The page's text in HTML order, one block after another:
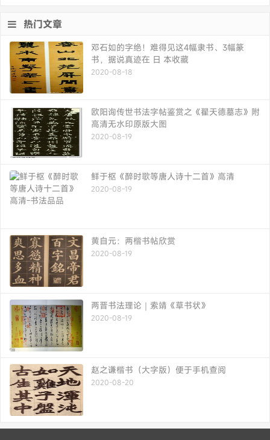
热门文章
邓石如的字绝！难得见这4幅隶书、3幅篆
书，据说真迹在 日 本收藏
2020-08-18
欧阳询传世书法字帖鉴赏之《翟天德墓志》附
高清无水印原版大图
2020-08-19
鲜于枢《醉时歌等唐人诗十二首》高清
2020-08-19
黄自元：两楷书帖欣赏
2020-08-19
两晋书法理论｜索靖《草书状》
2020-08-19
赵之谦楷书（大字版）便于手机查阅
2020-08-20